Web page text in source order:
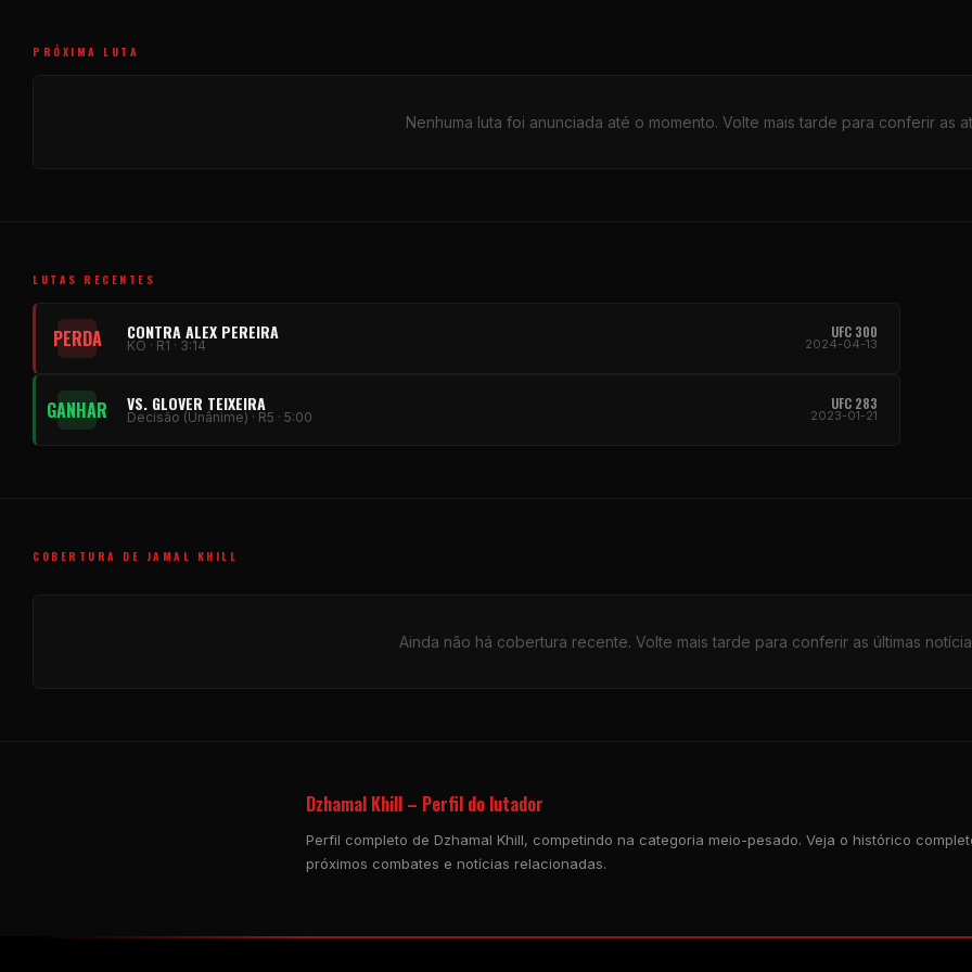
PRÓXIMA LUTA
Nenhuma luta foi anunciada até o momento. Volte mais tarde para conferir as
LUTAS RECENTES
PERDA CONTRA ALEX PEREIRA
KO · R1 · 3:14
UFC 300
2024-04-13
GANHAR VS. GLOVER TEIXEIRA
Decisão (Unânime) · R5 · 5:00
UFC 283
2023-01-21
COBERTURA DE JAMAL KHILL
Ainda não há cobertura recente. Volte mais tarde para conferir as últimas
Dzhamal Khill – Perfil do lutador
Perfil completo de Dzhamal Khill, competindo na categoria meio-pesado. Veja o histórico
próximos combates e notícias relacionadas.